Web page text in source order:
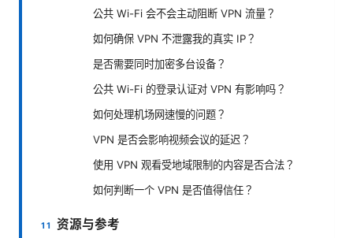
公共 Wi-Fi 会不会主动阻断 VPN 流量？
如何确保 VPN 不泄露我的真实 IP？
是否需要同时加密多台设备？
公共 Wi-Fi 的登录认证对 VPN 有影响吗？
如何处理机场网速慢的问题？
VPN 是否会影响视频会议的延迟？
使用 VPN 观看受地域限制的内容是否合法？
如何判断一个 VPN 是否值得信任？
资源与参考